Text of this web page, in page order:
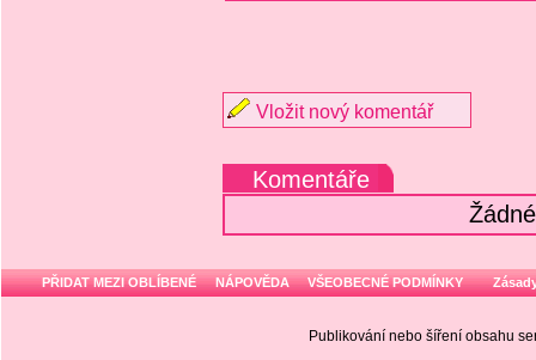
Vložit nový komentář
Komentáře
PŘIDAT MEZI OBLÍBENÉ NÁPOVĚDA VŠEOBECNÉ PODMÍNKY
Publikování nebo šíření obsahu